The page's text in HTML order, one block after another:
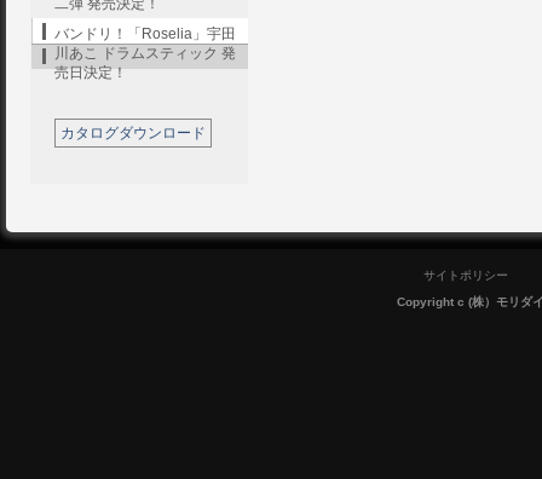
二弾 発売決定！
バンドリ！「Roselia」宇田
川あこ ドラムスティック 発
売日決定！
カタログダウンロード
サイトポリシー
Copyright c (株）モリダ